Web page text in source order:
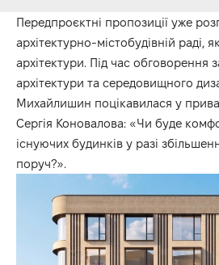
Передпроєктні пропозиції уже
архітектурно-містобудівній раді,
архітектури. Під час обговорення
архітектури та середовищного
Михайлишин поцікавилася у
Сергія Коновалова: «Чи буде
існуючих будинків у разі
поруч?».